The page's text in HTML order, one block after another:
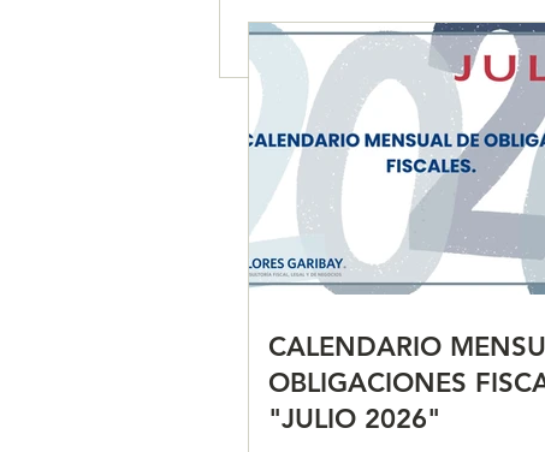
CALENDARIO MENSUAL DE
OBLIGACIONES FISCALES
"JULIO 2026"
CALENDARIO
OBLIGACIONES
"JULIO 2026"